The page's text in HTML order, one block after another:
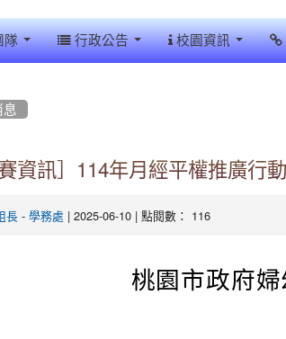
隊 行政公告 校園資訊
息
資訊］114年月經平權推廣行
長- 學務處 | 2025-06-10 | 點閱數： 116
桃園市政府